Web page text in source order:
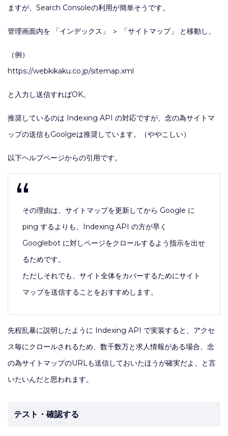
ますが、Search Consoleの利用が簡単そうです。
管理画面内を 「インデックス」 ＞ 「サイトマップ」 と移動し、
（例）
https://webkikaku.co.jp/sitemap.xml
と入力し送信すればOK。
推奨しているのは Indexing API の対応ですが、念の為サイトマ
ップの送信もGoolgeは推奨しています。（ややこしい）
以下ヘルプページからの引用です。
その理由は、サイトマップを更新してから Google に
ping するよりも、Indexing API の方が早く
Googlebot に対しページをクロールするよう指示を出せ
るためです。
ただしそれでも、サイト全体をカバーするためにサイト
マップを送信することをおすすめします。
先程乱暴に説明したように Indexing API で実装すると、アクセ
ス毎にクロールされるため、数千数万と求人情報がある場合、念
の為サイトマップのURLも送信しておいたほうが確実だよ、と言
いたいんだと思われます。
テスト・確認する